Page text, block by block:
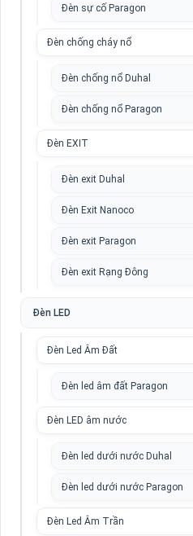
Đèn sự cố Paragon
Đèn chống cháy nổ
Đèn chống nổ Duhal
Đèn chống nổ Paragon
Đèn EXIT
Đèn exit Duhal
Đèn Exit Nanoco
Đèn exit Paragon
Đèn exit Rạng Đông
Đèn LED
Đèn Led Âm Đất
Đèn led âm đất Paragon
Đèn LED âm nước
Đèn led dưới nước Duhal
Đèn led dưới nước Paragon
Đèn Led Âm Trần